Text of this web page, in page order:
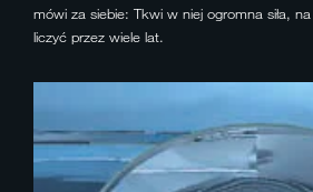
mówi za siebie: Tkwi w niej ogromna siła,
liczyć przez wiele lat.